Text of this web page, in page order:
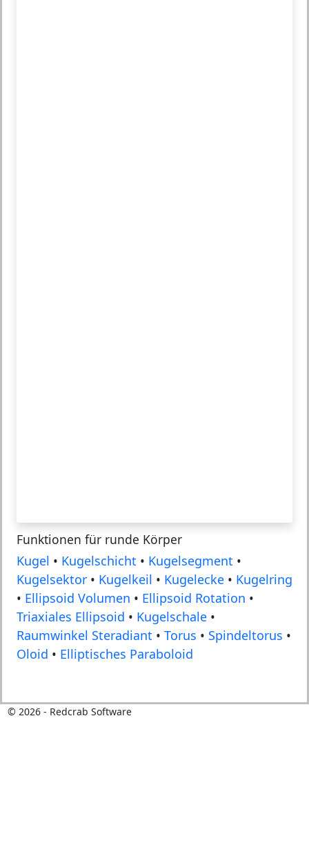
Funktionen für runde Körper
Kugel • Kugelschicht • Kugelsegment •
Kugelsektor • Kugelkeil • Kugelecke • Kugelring
• Ellipsoid Volumen • Ellipsoid Rotation •
Triaxiales Ellipsoid • Kugelschale •
Raumwinkel Steradiant • Torus • Spindeltorus •
Oloid • Elliptisches Paraboloid
© 2026- Redcrab Software